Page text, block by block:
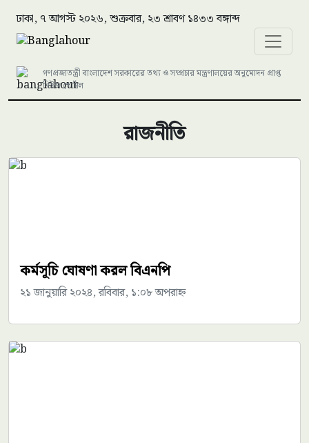
ঢাকা, ৭ আগস্ট ২০২৬, শুক্রবার, ২৩ শ্রাবণ ১৪৩৩ বঙ্গাব্দ
গণপ্রজাতন্ত্রী বাংলাদেশ সরকারের তথ্য ও সম্প্রচার মন্ত্রণালয়ের অনুমোদন প্রাপ্ত
নিউজ পোর্টাল
রাজনীতি
কর্মসূচি ঘোষণা করল বিএনপি
২১ জানুয়ারি ২০২৪, রবিবার, ১:০৮ অপরাহ্ন